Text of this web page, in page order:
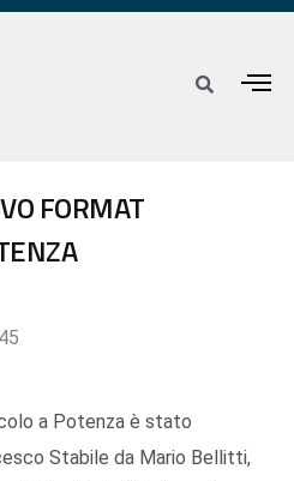
FORMAT
a Potenza è stato
Stabile da Mario Bellitti,